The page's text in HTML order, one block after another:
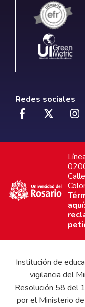
Redes sociales
Institución de
vigilancia del
Resolución 58 del
por el Ministerio